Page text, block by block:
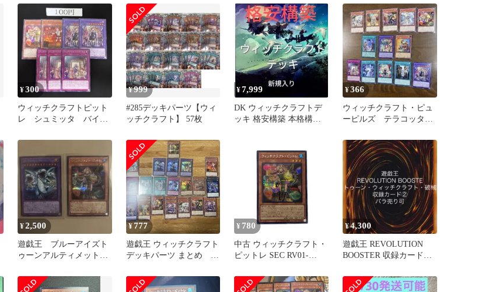
¥300
ウィッチクラフトピット
レ シュミッタ バイス
ス 管理番号新弾
¥999
#285デッキパーツ【ウィ
ッチクラフト】 57枚
¥7,999
DK ウィッチクラフトデ
ッキ 格安構築 本格構築
¥366
ウィッチクラフト・ピュ
ーピルズ テラコッタ
おまけ
¥2,500
遊戯王 ブルーアイズト
ゥーンアルティメットド
¥777
遊戯王 ウィッチクラフト
デッキパーツ まとめ ピ
¥ 780
中古 ウィッチクラフト・
ピットレ SEC RV01-
¥4,300
遊戯王 REVOLUTION
BOOSTER 収録カード②